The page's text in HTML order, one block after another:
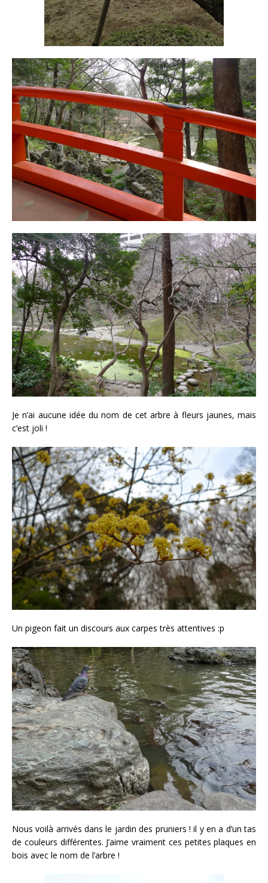
Je n’ai aucune idée du nom de cet arbre à fleurs jaunes, mais
c’est joli !
Un pigeon fait un discours aux carpes très attentives :p
Nous voilà arrivés dans le jardin des pruniers ! il y en a d’un tas
de couleurs différentes. J’aime vraiment ces petites plaques en
bois avec le nom de l’arbre !